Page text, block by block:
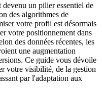
un pilier essentiel de
des algorithmes de
votre profil est désormais
votre positionnement dans
des données récentes, les
une augmentation
Ce guide vous dévoile
votre visibilité, de la gestion
par l'adaptation aux